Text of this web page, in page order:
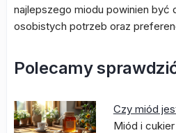
najlepszego miodu powinien być
osobistych potrzeb oraz
Polecamy
Czy miód
Miód i